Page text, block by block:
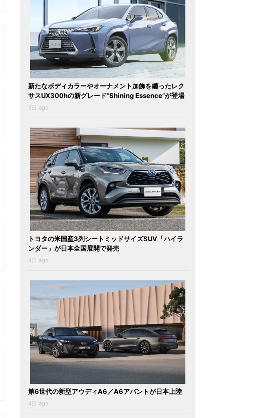
新たなボディカラーやオーナメント加飾を纏ったレク
サスUX300hの新グレード“Shining Essence”が登場
3日 ago
トヨタの米国産3列シートミッドサイズSUV「ハイラ
ンダー」が日本全国展開で発売
4日 ago
第6世代の新型アウディA6／A6アバントが日本上陸
4日 ago